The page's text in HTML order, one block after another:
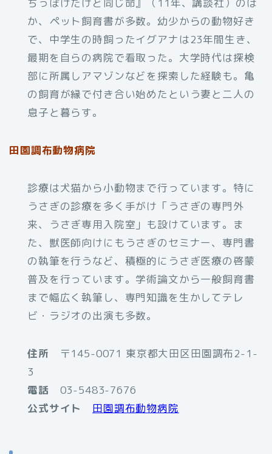
か、ペット飼育書が多数。幼少からの動物好き
で、中学生の時飼ったイグアナは23年間生き、
最期を自らの病院で看取った。大学時代は探検
部に所属しアマゾンなどを探索した経験も。亀
の飼育が縁で付き合い始めたという妻と二人の
息子と暮らす。
田園調布動物病院
診療は犬猫から小動物まで行っています。特に
うさぎの診療を多く手がけ「うさぎの専門外
来、うさぎ専用入院室」も設けています。ま
た、獣医師向けにもうさぎのセミナー、専門書
の執筆を行うなど、積極的にうさぎ医療の啓蒙
普及を行っています。学術論文から一般飼育書
まで幅広く執筆し、専門知識を生かしてテレ
ビ・ラジオの出演も多数。
住所 〒145-0071 東京都大田区田園調布2-1-
3
電話 03-5483-7676
公式サイト
田園調布動物病院